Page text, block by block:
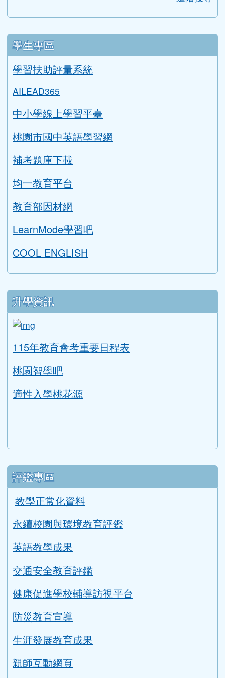
學生專區
學習扶助評量系統
AILEAD365
中小學線上學習平臺
桃園市國中英語學習網
補考題庫下載
均一教育平台
教育部因材網
LearnMode學習吧
COOL ENGLISH
升學資訊
ink to https://tyc.entry.edu.tw/NoExamImitate_TL/
115年教育會考重要日程表
桃園智學吧
適性入學桃花源
評鑑專區
教學正常化資料
永續校園與環境教育評鑑
英語教學成果
交通安全教育評鑑
健康促進學校輔導訪視平台
防災教育宣導
生涯發展教育成果
親師互動網頁